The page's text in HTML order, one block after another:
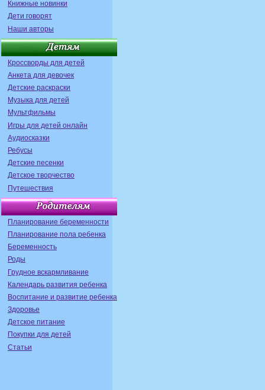
Книжные новинки
Дети говорят
Наши авторы
Кроссворды для детей
Анкета для девочек
Детские раскраски
Музыка для детей
Мультфильмы
Игры для детей онлайн
Аудиосказки
Ребусы
Детские песенки
Детское творчество
Путешествия
Планирование беременности
Планирование пола ребенка
Беременность
Роды
Грудное вскармливание
Календарь развития ребенка
Воспитание и развитие ребенка
Здоровье
Детское питание
Покупки для детей
Статьи